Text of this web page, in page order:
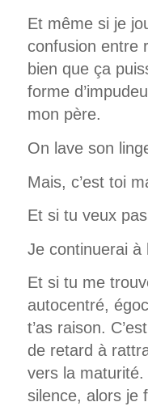
Et même si je
confusion entre
bien que ça
forme
mon père.
On lave son
Mais, c’est toi
Et si tu veux
Je continuerai
Et si tu me
autocentré,
t’as raison.
de retard à
vers la maturité.
silence, alors je